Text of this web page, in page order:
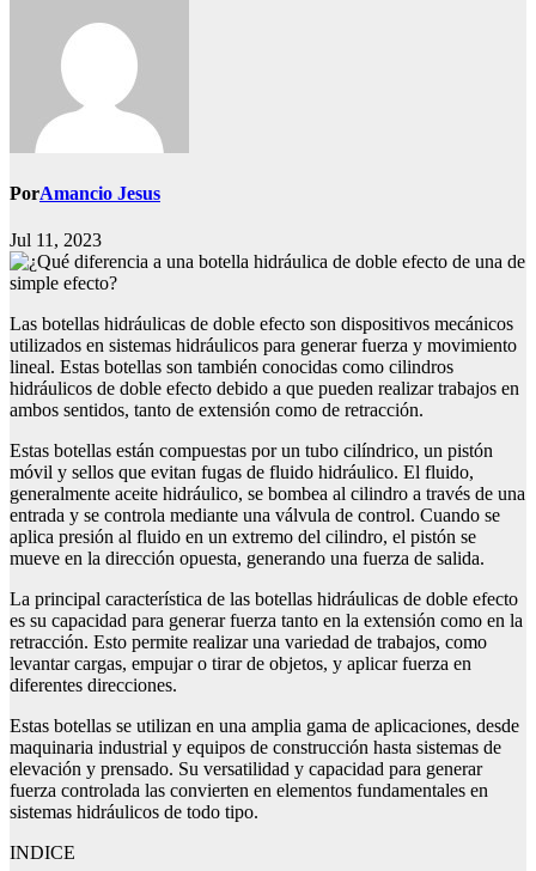
PorAmancio Jesus
Jul 11, 2023
Las botellas hidráulicas de doble efecto son dispositivos mecánicos
utilizados en sistemas hidráulicos para generar fuerza y movimiento
lineal. Estas botellas son también conocidas como cilindros
hidráulicos de doble efecto debido a que pueden realizar trabajos en
ambos sentidos, tanto de extensión como de retracción.
Estas botellas están compuestas por un tubo cilíndrico, un pistón
móvil y sellos que evitan fugas de fluido hidráulico. El fluido,
generalmente aceite hidráulico, se bombea al cilindro a través de una
entrada y se controla mediante una válvula de control. Cuando se
aplica presión al fluido en un extremo del cilindro, el pistón se
mueve en la dirección opuesta, generando una fuerza de salida.
La principal característica de las botellas hidráulicas de doble efecto
es su capacidad para generar fuerza tanto en la extensión como en la
retracción. Esto permite realizar una variedad de trabajos, como
levantar cargas, empujar o tirar de objetos, y aplicar fuerza en
diferentes direcciones.
Estas botellas se utilizan en una amplia gama de aplicaciones, desde
maquinaria industrial y equipos de construcción hasta sistemas de
elevación y prensado. Su versatilidad y capacidad para generar
fuerza controlada las convierten en elementos fundamentales en
sistemas hidráulicos de todo tipo.
INDICE